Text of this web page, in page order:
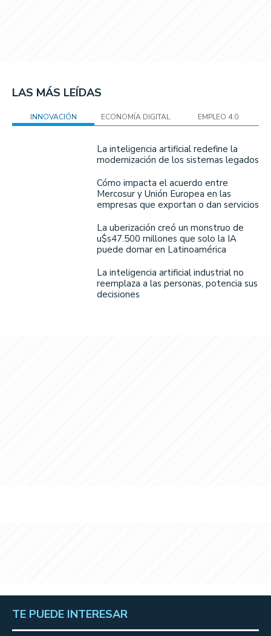
LAS MÁS LEÍDAS
INNOVACIÓN ECONOMÍA DIGITAL EMPLEO 4.0
La inteligencia artificial redefine la
modernización de los sistemas legados
Cómo impacta el acuerdo entre
Mercosur y Unión Europea en las
empresas que exportan o dan servicios
La uberización creó un monstruo de
u$s47.500 millones que solo la IA
puede domar en Latinoamérica
La inteligencia artificial industrial no
reemplaza a las personas, potencia sus
decisiones
TE PUEDE INTERESAR